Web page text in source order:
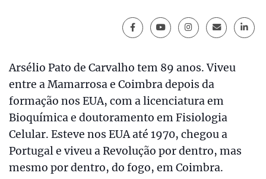
Arsélio Pato de Carvalho tem 89 anos. Viveu
entre a Mamarrosa e Coimbra depois da
formação nos EUA, com a licenciatura em
Bioquímica e doutoramento em Fisiologia
Celular. Esteve nos EUA até 1970, chegou a
Portugal e viveu a Revolução por dentro, mas
mesmo por dentro, do fogo, em Coimbra.